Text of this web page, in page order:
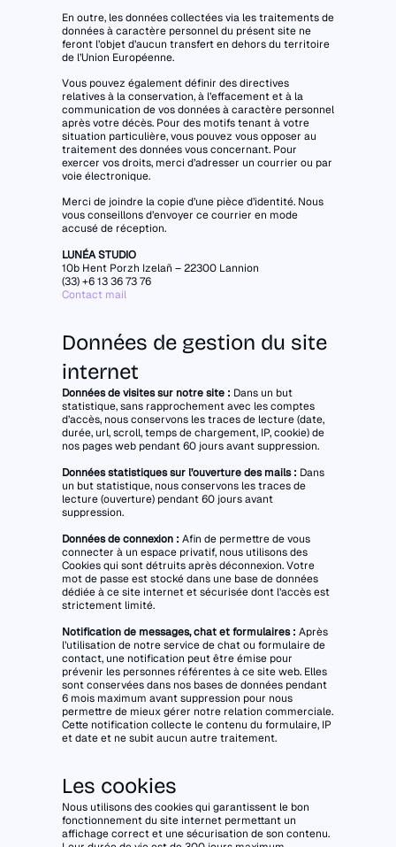
En outre, les données collectées via les traitements de
données à caractère personnel du présent site ne
feront l’objet d’aucun transfert en dehors du territoire
de l’Union Européenne.
Vous pouvez également définir des directives
relatives à la conservation, à l’effacement et à la
communication de vos données à caractère personnel
après votre décès. Pour des motifs tenant à votre
situation particulière, vous pouvez vous opposer au
traitement des données vous concernant. Pour
exercer vos droits, merci d’adresser un courrier ou par
voie électronique.
Merci de joindre la copie d’une pièce d’identité. Nous
vous conseillons d’envoyer ce courrier en mode
accusé de réception.
LUNÉA STUDIO
10b Hent Porzh Izelañ – 22300 Lannion
(33) +6 13 36 73 76
Contact mail
Données de gestion du site
internet
Données de visites sur notre site : Dans un but
statistique, sans rapprochement avec les comptes
d’accès, nous conservons les traces de lecture (date,
durée, url, scroll, temps de chargement, IP, cookie) de
nos pages web pendant 60 jours avant suppression.
Données statistiques sur l’ouverture des mails : Dans
un but statistique, nous conservons les traces de
lecture (ouverture) pendant 60 jours avant
suppression.
Données de connexion : Afin de permettre de vous
connecter à un espace privatif, nous utilisons des
Cookies qui sont détruits après déconnexion. Votre
mot de passe est stocké dans une base de données
dédiée à ce site internet et sécurisée dont l’accès est
strictement limité.
Notification de messages, chat et formulaires : Après
l’utilisation de notre service de chat ou formulaire de
contact, une notification peut être émise pour
prévenir les personnes référentes à ce site web. Elles
sont conservées dans nos bases de données pendant
6 mois maximum avant suppression pour nous
permettre de mieux gérer notre relation commerciale.
Cette notification collecte le contenu du formulaire, IP
et date et ne subit aucun autre traitement.
Les cookies
Nous utilisons des cookies qui garantissent le bon
fonctionnement du site internet permettant un
affichage correct et une sécurisation de son contenu.